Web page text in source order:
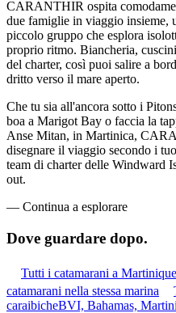
CARANTHIR ospita
due famiglie in viaggio insieme,
piccolo gruppo che esplora
proprio ritmo. Biancheria,
del charter, così puoi salire a
dritto verso il mare aperto.
Che tu sia all'ancora sotto i
boa a Marigot Bay o faccia la
Anse Mitan, in Martinica,
disegnare il viaggio secondo i
team di charter delle Windward
out.
— Continua a esplorare
Dove guardare dopo.
Tutti i catamarani a
catamarani nella stessa marina
caraibicheBVI, Bahamas,